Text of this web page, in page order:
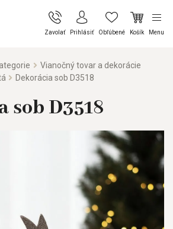
Zavolať Prihlásiť Obľúbené Košík Menu
Vianočný tovar a dekorácie
Dekorácia sob D3518
sob D3518